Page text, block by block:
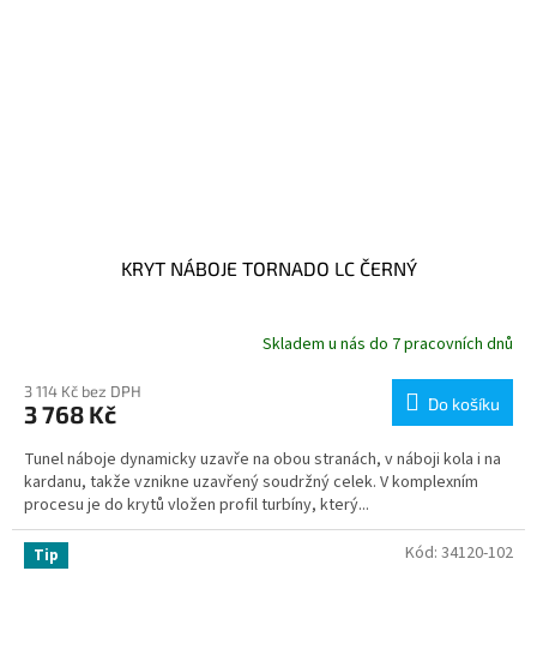
KRYT NÁBOJE TORNADO LC ČERNÝ
Skladem u nás do 7 pracovních dnů
3 114 Kč bez DPH
3 768 Kč Do košíku
Tunel náboje dynamicky uzavře na obou stranách, v náboji kola i na
kardanu, takže vznikne uzavřený soudržný celek. V komplexním
procesu je do krytů vložen profil turbíny, který...
Tip Kód: 34120-102